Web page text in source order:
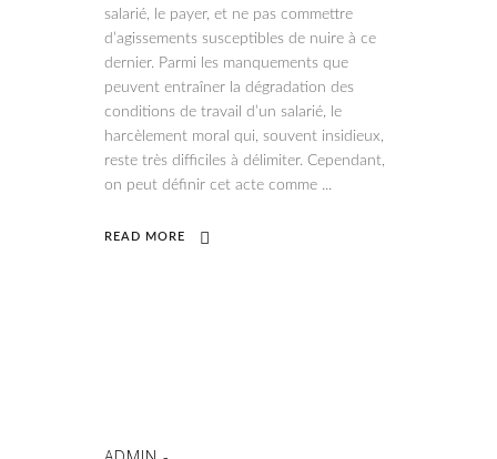
salarié, le payer, et ne pas commettre
d’agissements susceptibles de nuire à ce
dernier. Parmi les manquements que
peuvent entraîner la dégradation des
conditions de travail d’un salarié, le
harcèlement moral qui, souvent insidieux,
reste très difficiles à délimiter. Cependant,
on peut définir cet acte comme
READ MORE